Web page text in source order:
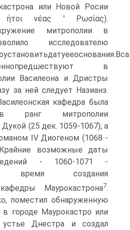
или Новой Росии
ήτοι νέας ' Ρωσίας).
митрополии в
исследователю
в
Василеона и Дристры
за ней следует Назианз.
кафедра была
ранг митрополии
(25 дек. 1059-1067), а
IV Диогеном (1068 -
возможные даты
- 1060-1071 -
время создания
Маурокастрона7.
поместил обнаруженную
городе Маурокастро или
Днестра и создал